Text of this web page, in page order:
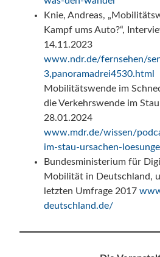
Knie, Andreas,
Kampf ums Auto?“,
14.11.2023
www.ndr.de/fernsehen/
3,panoramadrei4530.html
Mobilitätswende im
die Verkehrswende im
28.01.2024
www.mdr.de/wissen/
im-stau-ursachen-
Bundesministerium für
Mobilität in Deutschland,
letzten Umfrage 2017
deutschland.de/